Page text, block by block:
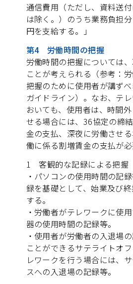
通信費用（ただし、資料送
は除く。）のうち業務負担
円を支給する。」
第4 労働時間の把握
労働時間の把握については
ことが考えられる（参考：
把握のために使用者が講ず
ガイドライン）。なお、テ
おいても、使用者は、時間
せる場合には、36協定の締
金の支払、深夜に労働させ
働に係る割増賃金の支払が必
1 客観的な記録による把握
・パソコンの使用時間の記
録を基礎として、始業及び
する。
・労働者がテレワークに使
器の使用時間の記録等。
・使用者が労働者の入退場
ことができるサテライトオ
レワークを行う場合には、
スへの入退場の記録等。